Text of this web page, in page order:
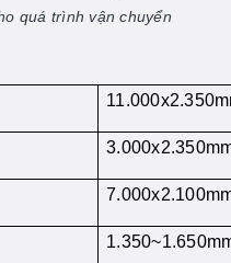
quá trình vận chuyển